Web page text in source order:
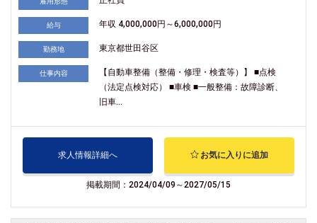
給与 年収 4,000,000円～6,000,000円
勤務地 東京都世田谷区
仕事内容
【自動車整備（整備・修理・検査等）】 ■点検
（法定点検対応） ■車検 ■一般整備：故障診断、
旧車...
求人情報詳細へ お気に入りに追加
掲載期間：2024/04/09～2027/05/15